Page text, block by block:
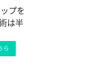
プを
は半
ら